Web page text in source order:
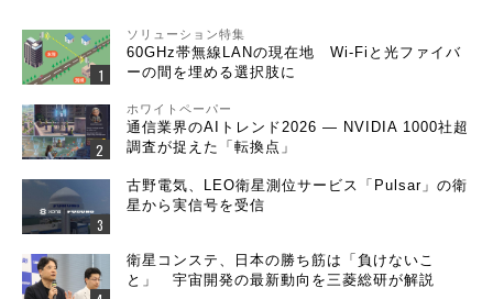
ソリューション特集
60GHz帯無線LANの現在地 Wi-Fiと光ファイバ
ーの間を埋める選択肢に
ホワイトペーパー
通信業界のAIトレンド2026 ― NVIDIA 1000社超
調査が捉えた「転換点」
古野電気、LEO衛星測位サービス「Pulsar」の衛
星から実信号を受信
衛星コンステ、日本の勝ち筋は「負けないこ
と」 宇宙開発の最新動向を三菱総研が解説